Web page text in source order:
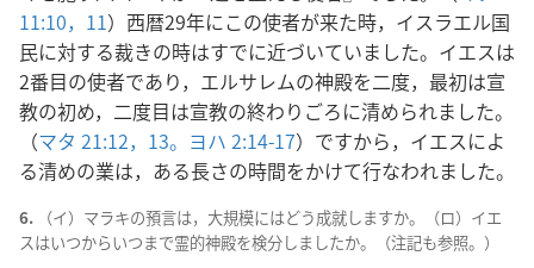
11:10，11）西暦29年にこの使者が来た時，イスラエル国
民に対する裁きの時はすでに近づいていました。イエスは
2番目の使者であり，エルサレムの神殿を二度，最初は宣
教の初め，二度目は宣教の終わりごろに清められました。
（マタ 21:12，13。 ヨハ 2:14-17）ですから，イエスによ
る清めの業は，ある長さの時間をかけて行なわれました。
6. （イ）マラキの預言は，大規模にはどう成就しますか。（ロ）イエ
スはいつからいつまで霊的神殿を検分しましたか。（注記も参照。）